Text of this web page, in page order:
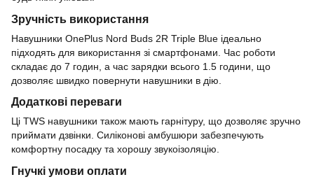
Зручність використання
Навушники OnePlus Nord Buds 2R Triple Blue ідеально
підходять для використання зі смартфонами. Час роботи
складає до 7 годин, а час зарядки всього 1.5 години, що
дозволяє швидко повернути навушники в дію.
Додаткові переваги
Ці TWS навушники також мають гарнітуру, що дозволяє зручно
приймати дзвінки. Силіконові амбушюри забезпечують
комфортну посадку та хорошу звукоізоляцію.
Гнучкі умови оплати